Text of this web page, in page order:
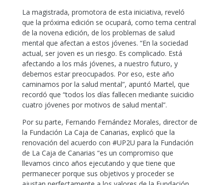
La magistrada, promotora de esta iniciativa, reveló
que la próxima edición se ocupará, como tema central
de la novena edición, de los problemas de salud
mental que afectan a estos jóvenes. “En la sociedad
actual, ser joven es un riesgo. Es complicado. Está
afectando a los más jóvenes, a nuestro futuro, y
debemos estar preocupados. Por eso, este año
caminamos por la salud mental”, apuntó Martel, que
recordó que “todos los días fallecen mediante suicidio
cuatro jóvenes por motivos de salud mental”.
Por su parte, Fernando Fernández Morales, director de
la Fundación La Caja de Canarias, explicó que la
renovación del acuerdo con #UP2U para la Fundación
de La Caja de Canarias “es un compromiso que
llevamos cinco años ejecutando y que tiene que
permanecer porque sus objetivos y proceder se